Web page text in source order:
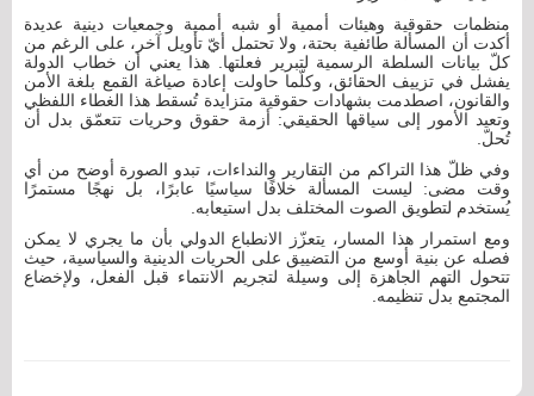
منظمات حقوقية وهيئات أممية أو شبه أممية وجمعيات دينية عديدة
أكدت أن المسألة طائفية بحتة، ولا تحتمل أيّ تأويل آخر، على الرغم من
كلّ بيانات السلطة الرسمية لتبرير فعلتها. هذا يعني أن خطاب الدولة
يفشل في تزييف الحقائق، وكلّما حاولت إعادة صياغة القمع بلغة الأمن
والقانون، اصطدمت بشهادات حقوقية متزايدة تُسقط هذا الغطاء اللفظي
وتعيد الأمور إلى سياقها الحقيقي: أزمة حقوق وحريات تتعمّق بدل أن
تُحلّ.
وفي ظلّ هذا التراكم من التقارير والنداءات، تبدو الصورة أوضح من أي
وقت مضى: ليست المسألة خلافًا سياسيًا عابرًا، بل نهجًا مستمرًا
يُستخدم لتطويق الصوت المختلف بدل استيعابه.
ومع استمرار هذا المسار، يتعزّز الانطباع الدولي بأن ما يجري لا يمكن
فصله عن بنية أوسع من التضييق على الحريات الدينية والسياسية، حيث
تتحول التهم الجاهزة إلى وسيلة لتجريم الانتماء قبل الفعل، ولإخضاع
المجتمع بدل تنظيمه.